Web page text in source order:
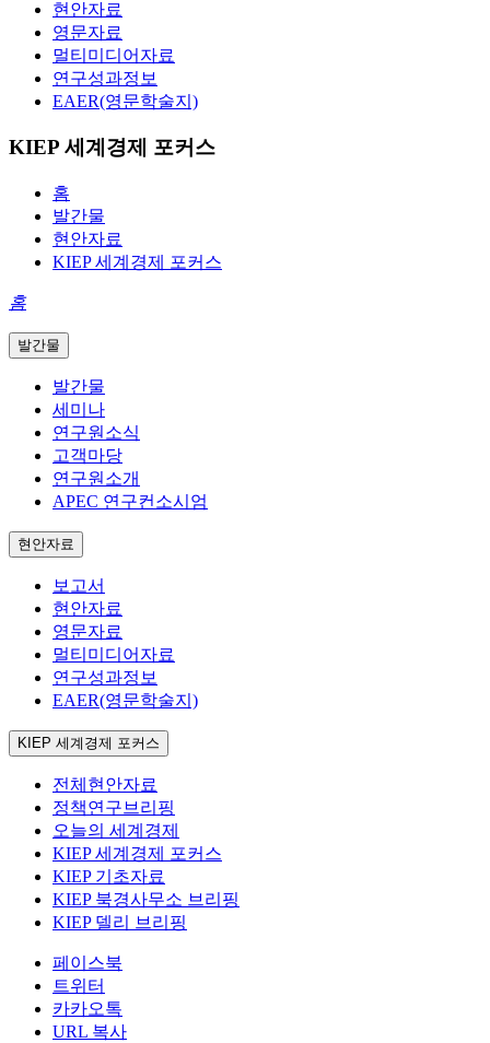
현안자료
영문자료
멀티미디어자료
연구성과정보
EAER(영문학술지)
KIEP 세계경제 포커스
홈
발간물
현안자료
KIEP 세계경제 포커스
홈
발간물
발간물
세미나
연구원소식
고객마당
연구원소개
APEC 연구컨소시엄
현안자료
보고서
현안자료
영문자료
멀티미디어자료
연구성과정보
EAER(영문학술지)
KIEP 세계경제 포커스
전체현안자료
정책연구브리핑
오늘의 세계경제
KIEP 세계경제 포커스
KIEP 기초자료
KIEP 북경사무소 브리핑
KIEP 델리 브리핑
페이스북
트위터
카카오톡
URL 복사